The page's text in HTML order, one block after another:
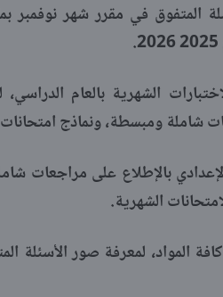
في مقرر شهر نوفمبر
الشهرية بالعام
شاملة ومبسطة، ونماذج
بالإطلاع على مراجعات
الشهرية.
المواد، لمعرفة صور الأسئلة